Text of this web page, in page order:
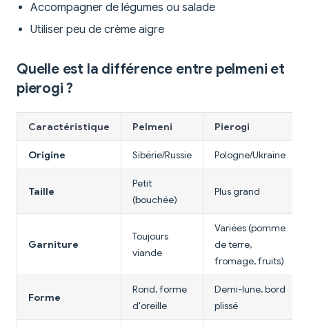
Accompagner de légumes ou salade
Utiliser peu de crème aigre
Quelle est la différence entre pelmeni et
pierogi ?
Caractéristique Pelmeni Pierogi
Origine Sibérie/Russie Pologne/Ukraine
Taille
Petit
(bouchée)
Plus grand
Garniture
Toujours
viande
Variées (pomme
de terre,
fromage, fruits)
Forme
Rond, forme
d'oreille
Demi-lune, bord
plissé